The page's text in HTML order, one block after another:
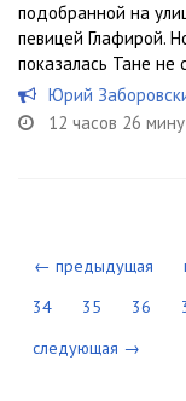
подобранной на
певицей Глафирой.
показалась Тане не
Юрий
12 часов 26
← предыдущая
34
35 36
следующая →